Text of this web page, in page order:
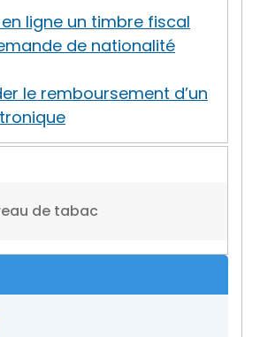
ligne un timbre fiscal
de nationalité
le remboursement d’un
de tabac